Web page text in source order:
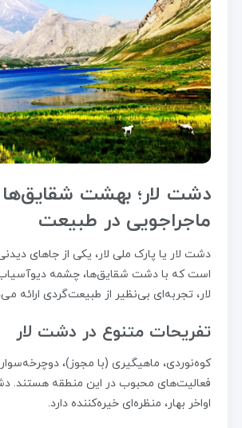
دشت لار؛ بهشت
ماجراجویی در طبیعت
دشت لار یا پارک ملی لار، یکی از جاهای
است که با دشت شقایق‌ها، چشمه
لار، تجربه‌ای بی‌نظیر از طبیعت‌گردی ارائه
تفریحات متنوع در دشت لار
کوه‌نوردی، ماهیگیری (با مجوز)،
فعالیت‌های محبوب در این منطقه هستند.
اواخر بهار، منظره‌ای خیره‌کننده دارد.